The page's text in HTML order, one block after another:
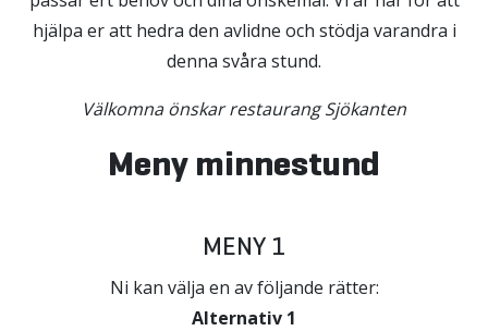
hjälpa er att hedra den avlidne och stödja varandra i
denna svåra stund.
Välkomna önskar restaurang Sjökanten
Meny minnestund
MENY 1
Ni kan välja en av följande rätter:
Alternativ 1